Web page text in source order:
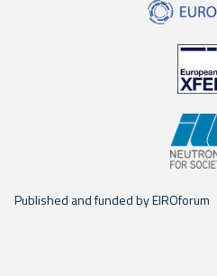
Published and funded by EIROforum